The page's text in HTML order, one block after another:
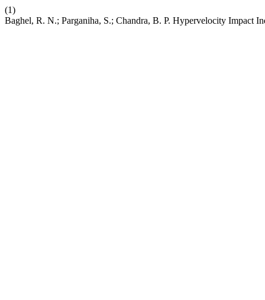
(1)
Baghel, R. N.; Parganiha, S.; Chandra, B. P. Hypervelocity Impact